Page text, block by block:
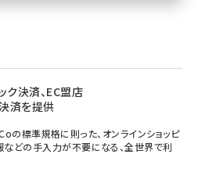
決済、EC盟店
済を提供
の標準規格に則った、オンラインショッピ
どの手入力が不要になる、全世界で利